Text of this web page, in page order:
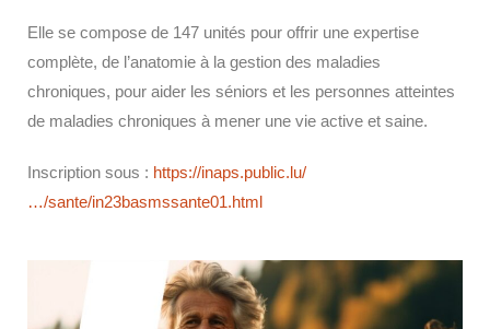
Elle se compose de 147 unités pour offrir une expertise
complète, de l’anatomie à la gestion des maladies
chroniques, pour aider les séniors et les personnes atteintes
de maladies chroniques à mener une vie active et saine.
Inscription sous : https://inaps.public.lu/
…/sante/in23basmssante01.html